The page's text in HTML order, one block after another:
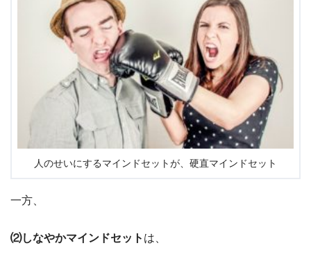
人のせいにするマインドセットが、硬直マインドセット
一方、
⑵しなやかマインドセット は、